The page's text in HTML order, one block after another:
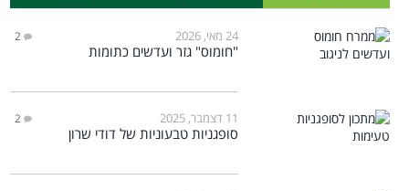
24 מאי, 2026 2
"חומוס" גזר ועדשים כתומות
11 דצמבר, 2025 2
סופגניות טבעוניות של דודי שרון